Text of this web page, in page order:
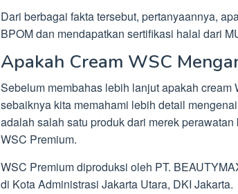
Dari berbagai fakta tersebut, pertanyaannya,
BPOM dan mendapatkan sertifikasi halal dari
Apakah Cream WSC
Sebelum membahas lebih lanjut apakah cream
sebaiknya kita memahami lebih detail
adalah salah satu produk dari merek
WSC Premium.
WSC Premium diproduksi oleh PT.
di Kota Administrasi Jakarta Utara, DKI Jakarta.